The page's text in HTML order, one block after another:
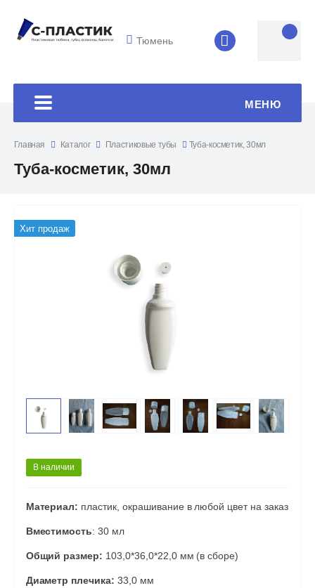
Тюмень 8 (4852) 33-
МЕНЮ
Главная Каталог Пластиковые тубы Туба-косметик, 30мл
Туба-косметик, 30мл
Хит продаж
В наличии
Материал: пластик, окрашивание в любой цвет на заказ
Вместимость: 30 мл
Общий размер: 103,0*36,0*22,0 мм (в сборе)
Диаметр плечика: 33,0 мм